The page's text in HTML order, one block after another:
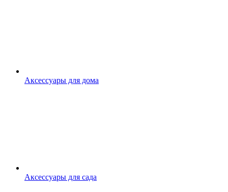
Аксессуары для дома
Аксессуары для сада